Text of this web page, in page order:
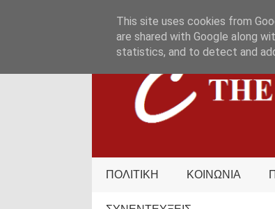
ΠΟΛΙΤΙΚΗ ΚΟΙΝΩΝΙΑ
This site uses cookies from
are shared with Google along
statistics, and to detect and